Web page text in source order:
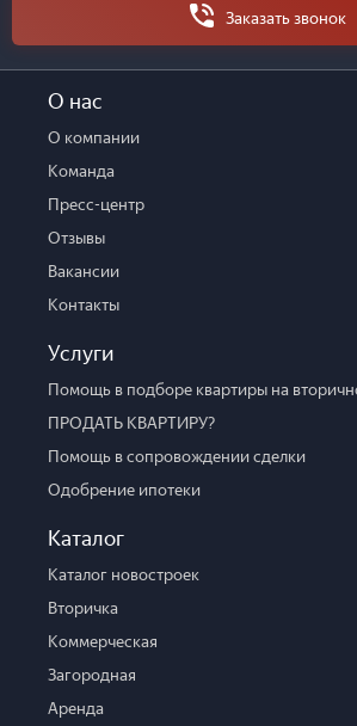
Заказать звонок
О нас
О компании
Команда
Пресс-центр
Отзывы
Вакансии
Контакты
Услуги
Помощь в подборе квартиры на
ПРОДАТЬ КВАРТИРУ?
Помощь в сопровождении сделки
Одобрение ипотеки
Каталог
Каталог новостроек
Вторичка
Коммерческая
Загородная
Аренда